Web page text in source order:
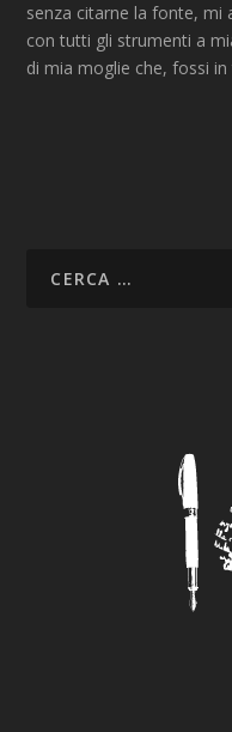
senza citarne la fonte, mi
con tutti gli strumenti a
di mia moglie che, fossi